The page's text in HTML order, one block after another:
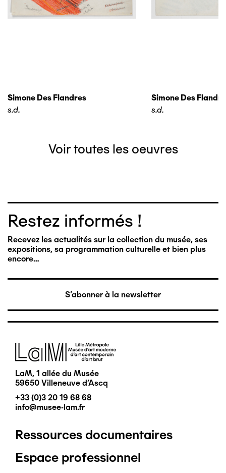
Simone Des Flandres
s.d.
Simone Des
s.d.
Voir toutes les oeuvres
Restez informés !
Recevez les actualités sur la collection du musée, ses
expositions, sa programmation culturelle et bien plus
encore…
S'abonner à la newsletter
Image
LaM, 1 allée du Musée
59650 Villeneuve d'Ascq
+33 (0)3 20 19 68 68
info@musee-lam.fr
Pied
de
Ressources documentaires
Espace professionnel